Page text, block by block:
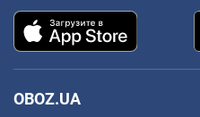
OBOZ.UA